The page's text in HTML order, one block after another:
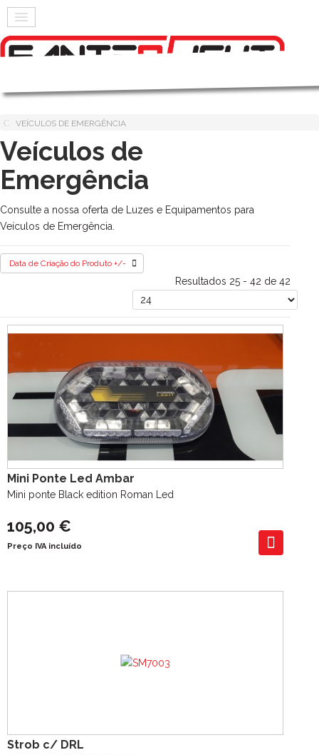
VEÍCULOS DE EMERGÊNCIA
Veículos de
Emergência
Consulte a nossa oferta de Luzes e Equipamentos para
Veículos de Emergência.
Data de Criação do Produto +/-
Resultados 25 - 42 de 42
Mini Ponte Led Ambar
Mini ponte Black edition Roman Led
105,00 €
Preço IVA incluído
Strob c/ DRL